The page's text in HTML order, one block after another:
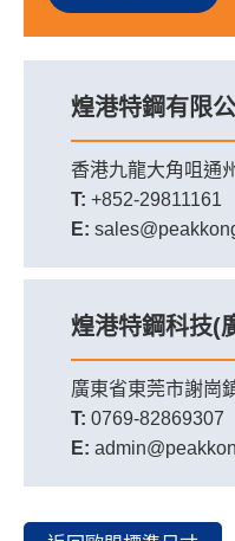
煌港特鋼有限
香港九龍大角咀通
T: +852-29811161
E:
煌港特鋼科技(
廣東省東莞市謝崗
T: 0769-82869307
E: